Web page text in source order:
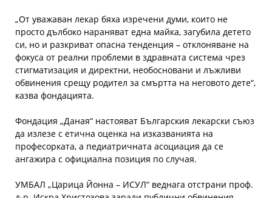
„От уважаван лекар бяха изречени думи, които не
просто дълбоко нараняват една майка, загубила детето
си, но и разкриват опасна тенденция – отклоняване на
фокуса от реални проблеми в здравната система чрез
стигматизация и директни, необосновани и лъжливи
обвинения срещу родител за смъртта на неговото дете“,
казва фондацията.
Фондация „Даная“ настояват Българския лекарски съюз
да излезе с етична оценка на изказванията на
професорката, а педиатричната асоциация да се
ангажира с официална позиция по случая.
УМБАЛ „Царица Йонна – ИСУЛ“ веднага отстрани проф.